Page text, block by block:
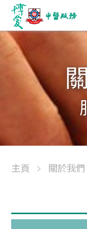
主頁 關於我們